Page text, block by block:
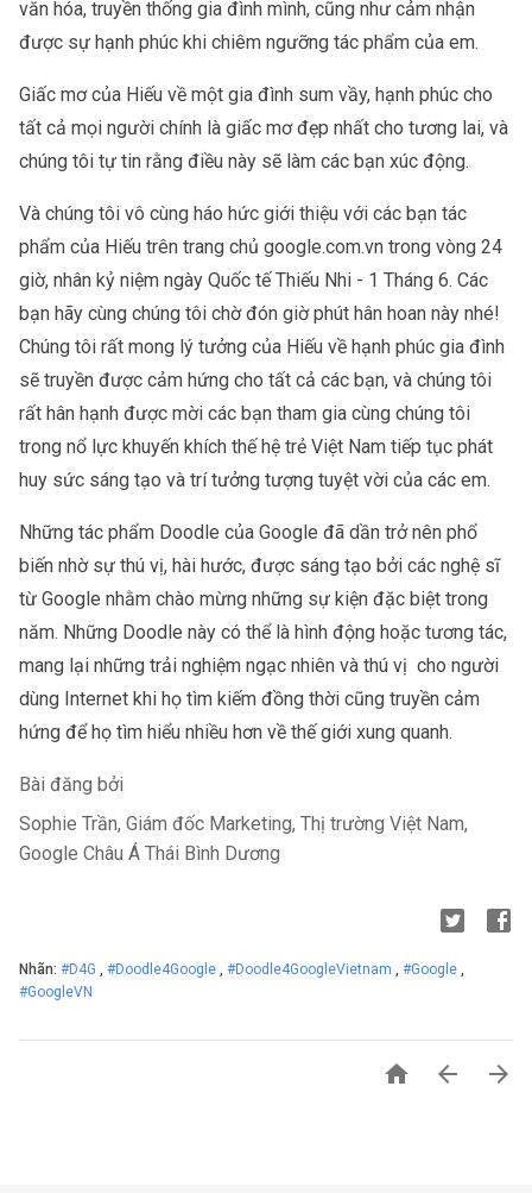
văn hóa, truyền thống gia đình mình, cũng như cảm nhận
được sự hạnh phúc khi chiêm ngưỡng tác phẩm của em.
Giấc mơ của Hiếu về một gia đình sum vầy, hạnh phúc cho
tất cả mọi người chính là giấc mơ đẹp nhất cho tương lai, và
chúng tôi tự tin rằng điều này sẽ làm các bạn xúc động.
Và chúng tôi vô cùng háo hức giới thiệu với các bạn tác
phẩm của Hiếu trên trang chủ google.com.vn trong vòng 24
giờ, nhân kỷ niệm ngày Quốc tế Thiếu Nhi - 1 Tháng 6. Các
bạn hãy cùng chúng tôi chờ đón giờ phút hân hoan này nhé!
Chúng tôi rất mong lý tưởng của Hiếu về hạnh phúc gia đình
sẽ truyền được cảm hứng cho tất cả các bạn, và chúng tôi
rất hân hạnh được mời các bạn tham gia cùng chúng tôi
trong nổ lực khuyến khích thế hệ trẻ Việt Nam tiếp tục phát
huy sức sáng tạo và trí tưởng tượng tuyệt vời của các em.
Những tác phẩm Doodle của Google đã dần trở nên phổ
biến nhờ sự thú vị, hài hước, được sáng tạo bởi các nghệ sĩ
từ Google nhằm chào mừng những sự kiện đặc biệt trong
năm. Những Doodle này có thể là hình động hoặc tương tác,
mang lại những trải nghiệm ngạc nhiên và thú vị  cho người
dùng Internet khi họ tìm kiếm đồng thời cũng truyền cảm
hứng để họ tìm hiểu nhiều hơn về thế giới xung quanh.
Bài đăng bởi
Sophie Trần, Giám đốc Marketing, Thị trường Việt Nam,
Google Châu Á Thái Bình Dương
Nhãn: #D4G , #Doodle4Google , #Doodle4GoogleVietnam , #Google ,
#GoogleVN
  